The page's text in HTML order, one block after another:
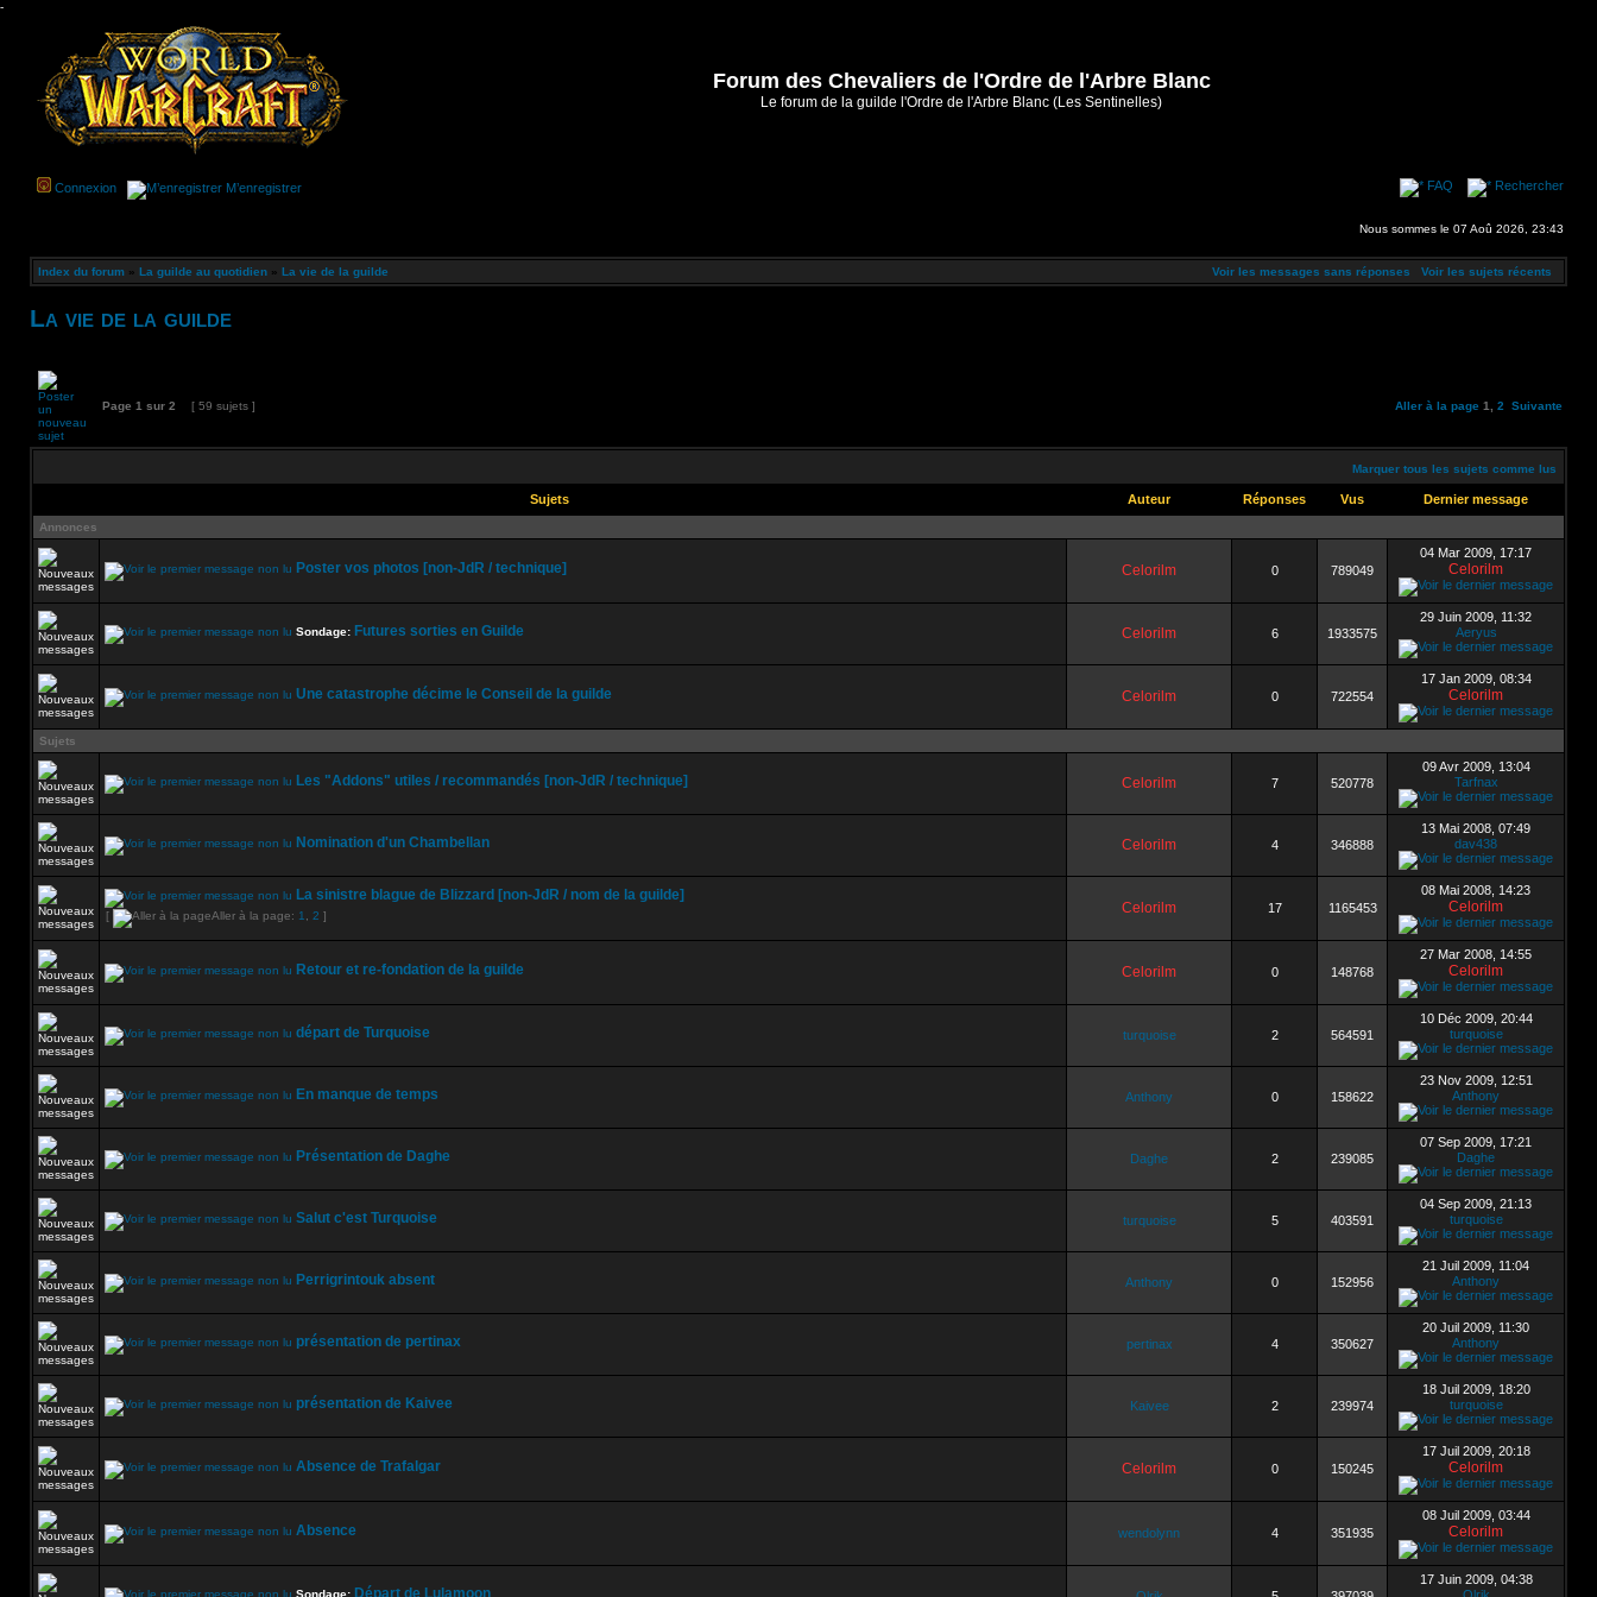
-
Forum des Chevaliers de l'Ordre de l'Arbre Blanc
Le forum de la guilde l'Ordre de l'Arbre Blanc (Les Sentinelles)
Connexion M’enregistrer FAQ Rechercher
Nous sommes le 07 Aoû 2026, 23:43
Index du forum » La guilde au quotidien » La vie de la guilde Voir les messages sans réponses Voir les sujets récents
La vie de la guilde
Page 1 sur 2 [ 59 sujets ] Aller à la page 1 2 Suivante
Marquer tous les sujets comme lus
Sujets Auteur Réponses Vus Dernier message
Annonces
Poster vos photos [non-JdR / technique] Celorilm 0 789049
04 Mar 2009, 17:17
Celorilm
Sondage: Futures sorties en Guilde Celorilm 6 1933575
29 Juin 2009, 11:32
Aeryus
Une catastrophe décime le Conseil de la guilde Celorilm 0 722554
17 Jan 2009, 08:34
Celorilm
Sujets
Les "Addons" utiles / recommandés [non-JdR / technique] Celorilm 7 520778
09 Avr 2009, 13:04
Tarfnax
Nomination d'un Chambellan Celorilm 4 346888
13 Mai 2008, 07:49
dav438
La sinistre blague de Blizzard [non-JdR / nom de la guilde]
[ Aller à la page: 1 2 ] Celorilm 17 1165453
08 Mai 2008, 14:23
Celorilm
Retour et re-fondation de la guilde Celorilm 0 148768
27 Mar 2008, 14:55
Celorilm
départ de Turquoise turquoise 2 564591
10 Déc 2009, 20:44
turquoise
En manque de temps Anthony 0 158622
23 Nov 2009, 12:51
Anthony
Présentation de Daghe Daghe 2 239085
07 Sep 2009, 17:21
Daghe
Salut c'est Turquoise turquoise 5 403591
04 Sep 2009, 21:13
turquoise
Perrigrintouk absent Anthony 0 152956
21 Juil 2009, 11:04
Anthony
présentation de pertinax pertinax 4 350627
20 Juil 2009, 11:30
Anthony
présentation de Kaivee Kaivee 2 239974
18 Juil 2009, 18:20
turquoise
Absence de Trafalgar Celorilm 0 150245
17 Juil 2009, 20:18
Celorilm
Absence wendolynn 4 351935
08 Juil 2009, 03:44
Celorilm
Sondage: Départ de Lulamoon
17 Juin 2009, 04:38